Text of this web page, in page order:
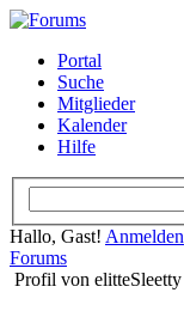
Portal
Suche
Mitglieder
Kalender
Hilfe
Hallo, Gast! Anmelden
Forums
Profil von elitteSleetty